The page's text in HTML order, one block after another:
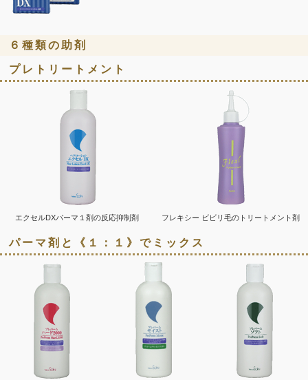
６種類の助剤
プレトリートメント
エクセルDXパーマ１剤の反応抑制剤 フレキシー ビビリ毛のトリートメント剤
パーマ剤と《１：１》でミックス